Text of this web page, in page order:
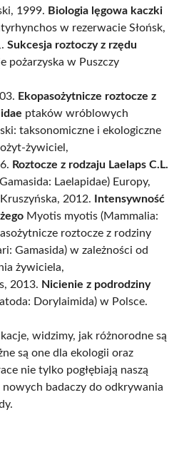
1999. Biologia lęgowa kaczki
w rezerwacie Słońsk,
Sukcesja roztoczy z rzędu
pożarzyska w Puszczy
Ekopasożytnicze roztocze z
ptaków wróblowych
taksonomiczne i ekologiczne
żywiciel,
Roztocze z rodzaju Laelaps C.L.
Laelapidae) Europy,
2012.
Intensywność
Myotis myotis (Mammalia:
roztocze z rodziny
Gamasida) w zależności od
żywiciela,
2013. Nicienie z podrodziny
Dorylaimida) w Polsce.
widzimy, jak różnorodne są
są one dla ekologii oraz
nie tylko pogłębiają naszą
badaczy do odkrywania